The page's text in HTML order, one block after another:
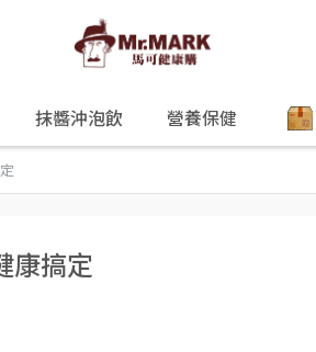
抹醬沖泡飲 營養保健
康搞定